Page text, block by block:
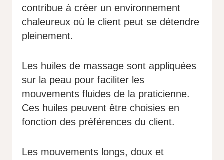
contribue à créer un environnement
chaleureux où le client peut se détendre
pleinement.
Les huiles de massage sont appliquées
sur la peau pour faciliter les
mouvements fluides de la praticienne.
Ces huiles peuvent être choisies en
fonction des préférences du client.
Les mouvements longs, doux et